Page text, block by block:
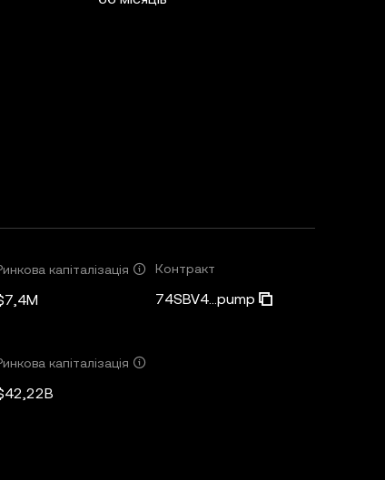
капіталізація Контракт
74SBV4...pump
капіталізація